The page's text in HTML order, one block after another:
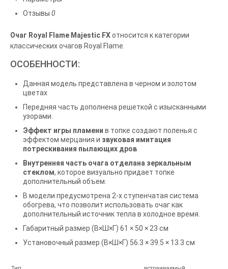
Отзывы 0
Очаг Royal Flame Majestic FXотносится к категории
классических очагов Royal Flame.
ОСОБЕННОСТИ:
Данная модель представлена в черном и золотом
цветах
Передняя часть дополнена решеткой с изысканными
узорами.
Эффект игры пламени в топке создают поленья с
эффектом мерцания и звуковая имитация
потрескивания пылающих дров
Внутренняя часть очага отделана зеркальным
стеклом, которое визуально придает топке
дополнительный объем.
В модели предусмотрена 2-х ступенчатая система
обогрева, что позволит использовать очаг как
дополнительный источник тепла в холодное время.
Габаритный размер (В×Ш×Г) 61 × 50 × 23 cм
Установочный размер (В×Ш×Г) 56.3 × 39.5 × 13.3 cм